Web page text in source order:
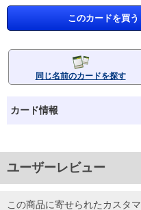
このカードを買
同じ名前のカードを探す
カード情報
ユーザーレビュー
この商品に寄せられたカスタ